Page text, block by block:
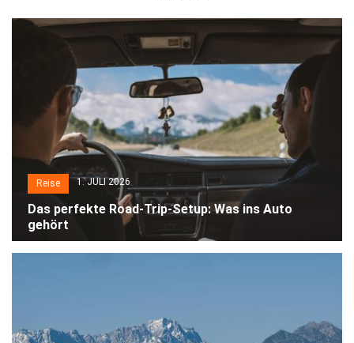
Reise 1. JULI 2026
Das perfekte Road-Trip-Setup: Was ins Auto
gehört